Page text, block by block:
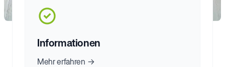
Informationen
Mehr erfahren →